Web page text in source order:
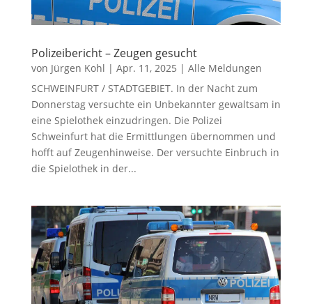
Polizeibericht – Zeugen gesucht
von Jürgen Kohl | Apr. 11, 2025 | Alle Meldungen
SCHWEINFURT / STADTGEBIET. In der Nacht zum
Donnerstag versuchte ein Unbekannter gewaltsam in
eine Spielothek einzudringen. Die Polizei
Schweinfurt hat die Ermittlungen übernommen und
hofft auf Zeugenhinweise. Der versuchte Einbruch in
die Spielothek in der...